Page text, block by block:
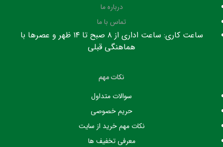
درباره ما
تماس با ما
ساعت کاری: ساعت اداری از ۸ صبح تا ۱۴ ظهر و عصرها با
هماهنگی قبلی
نکات مهم
سوالات متداول
حریم خصوصی
نکات مهم خرید از سایت
معرفی تخفیف ها